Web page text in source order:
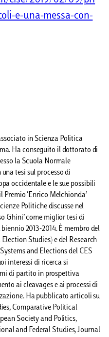
e-una-messa-con-
in Scienza Politica
Ha conseguito il dottorato di
la Scuola Normale
tesi sul processo di
occidentale e le sue possibili
‘Enrico Melchionda’
Politiche discusse nel
Ghini’ come miglior tesi di
2013-2014. È membro del
Studies) e del Research
and Elections del CES
interessi di ricerca si
di partito in prospettiva
ai cleavages e ai processi di
Ha pubblicato articoli su
Comparative Political
Society and Politics,
and Federal Studies, Journal